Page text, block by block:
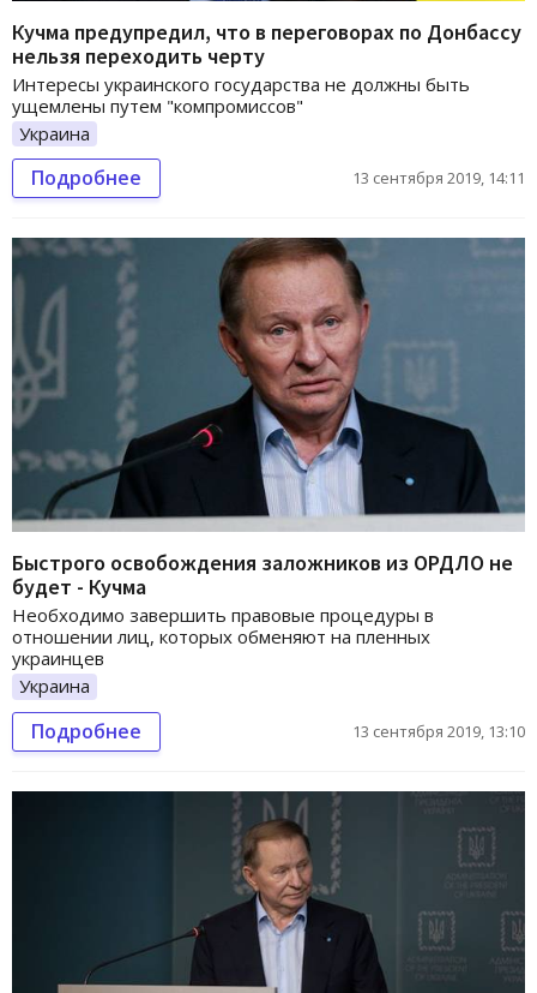
Кучма предупредил, что в переговорах по Донбассу
нельзя переходить черту
Интересы украинского государства не должны быть
ущемлены путем "компромиссов"
Украина
Подробнее 13 сентября 2019, 14:11
Быстрого освобождения заложников из ОРДЛО не
будет - Кучма
Необходимо завершить правовые процедуры в
отношении лиц, которых обменяют на пленных
украинцев
Украина
Подробнее 13 сентября 2019, 13:10